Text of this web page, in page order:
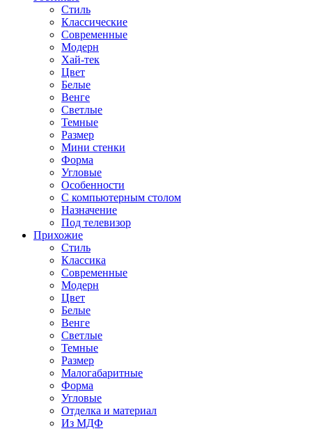
Стиль
Классические
Современные
Модерн
Хай-тек
Цвет
Белые
Венге
Светлые
Темные
Размер
Мини стенки
Форма
Угловые
Особенности
С компьютерным столом
Назначение
Под телевизор
Прихожие
Стиль
Классика
Современные
Модерн
Цвет
Белые
Венге
Светлые
Темные
Размер
Малогабаритные
Форма
Угловые
Отделка и материал
Из МДФ